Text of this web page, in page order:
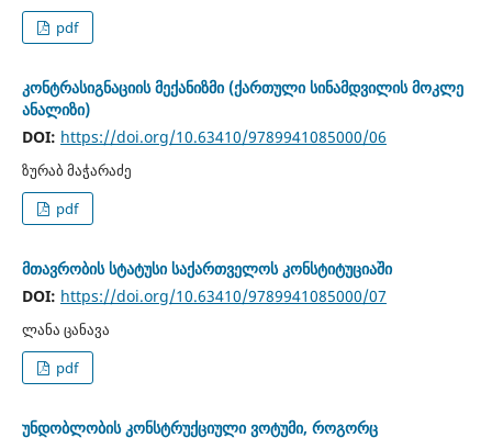
pdf
კონტრასიგნაციის მექანიზმი (ქართული სინამდვილის მოკლე
ანალიზი)
DOI: https://doi.org/10.63410/9789941085000/06
ზურაბ მაჭარაძე
pdf
მთავრობის სტატუსი საქართველოს კონსტიტუციაში
DOI: https://doi.org/10.63410/9789941085000/07
ლანა ცანავა
pdf
უნდობლობის კონსტრუქციული ვოტუმი, როგორც